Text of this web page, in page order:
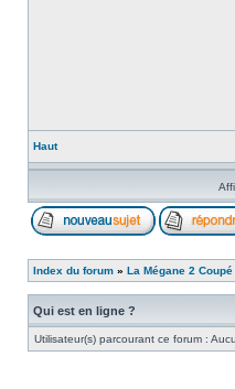
Haut
Index du forum » La Mégane 2
Qui est en ligne ?
Utilisateur(s) parcourant ce forum :